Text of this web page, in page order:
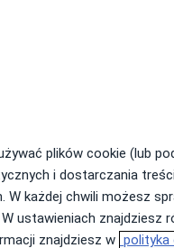
Ndz,
9 Sie
Pon,
10 Sie
plików cookie (lub
i dostarczania
każdej chwili możesz
ustawieniach znajdziesz
znajdziesz w polityka